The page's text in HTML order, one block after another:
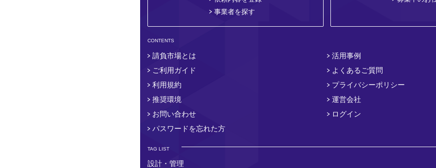
事業者を探す
CONTENTS
請負市場とは
活用事例
ご利用ガイド
よくあるご質問
利用規約
プライバシーポリシー
推奨環境
運営会社
お問い合わせ
ログイン
パスワードを忘れた方
TAG LIST
設計・管理